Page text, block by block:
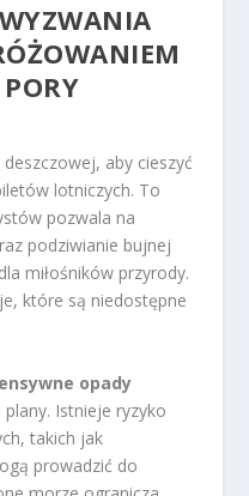
aby cieszyć
lotniczych. To
pozwala na
podziwianie bujnej
miłośników przyrody.
które są niedostępne
opady
Istnieje ryzyko
takich jak
prowadzić do